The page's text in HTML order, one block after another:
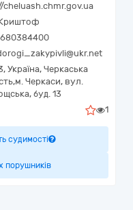
cheluash.chmr.gov.ua
Криштоф
Україна, Черкаська
м. Черкаси, вул.
буд. 13
1
судимості
порушників